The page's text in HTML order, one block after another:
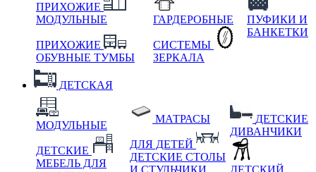
ПРИХОЖИЕ
МОДУЛЬНЫЕ
ПРИХОЖИЕ
ОБУВНЫЕ ТУМБЫ
ГАРДЕРОБНЫЕ
СИСТЕМЫ
ЗЕРКАЛА
ПУФИКИ И
БАНКЕТКИ
ДЕТСКАЯ
МОДУЛЬНЫЕ
ДЕТСКИЕ
МЕБЕЛЬ ДЛЯ
МАТРАСЫ
ДЛЯ ДЕТЕЙ
ДЕТСКИЕ СТОЛЫ
ДЕТСКИЕ
ДИВАНЧИКИ